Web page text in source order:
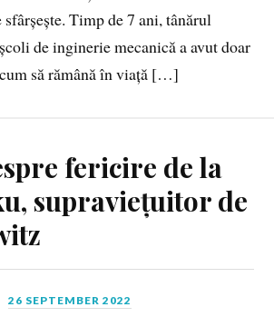
sfârșește. Timp de 7 ani, tânărul
de inginerie mecanică a avut doar
să rămână în viață […]
fericire de la
supraviețuitor de
26 SEPTEMBER 2022